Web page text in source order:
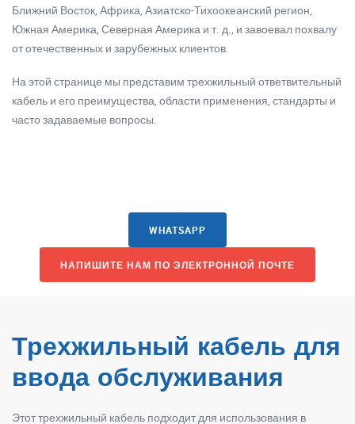
Ближний Восток, Африка, Азиатско-Тихоокеанский регион,
Южная Америка, Северная Америка и т. д., и завоевал похвалу
от отечественных и зарубежных клиентов.
На этой странице мы представим трехжильный ответвительный
кабель и его преимущества, области применения, стандарты и
часто задаваемые вопросы.
WHATSAPP
НАПИШИТЕ НАМ ПО ЭЛЕКТРОННОЙ ПОЧТЕ
Трехжильный кабель для
ввода обслуживания
Этот трехжильный кабель подходит для использования в